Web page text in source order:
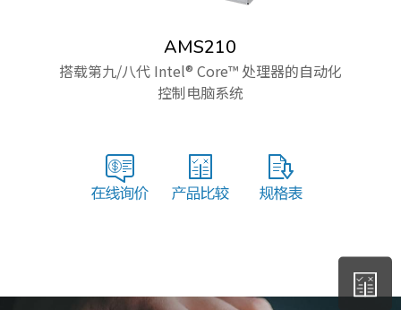
AMS210
搭载第九/八代 Intel® Core™ 处理器的自动化
控制电脑系统